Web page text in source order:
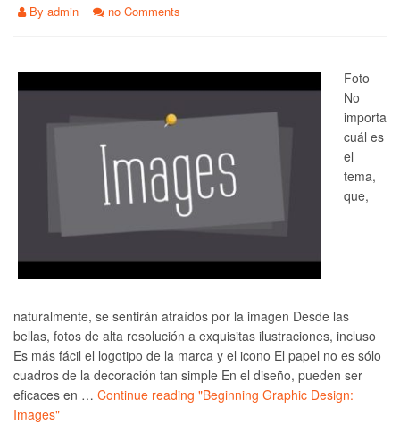
By admin no Comments
Foto
No
importa
cuál es
el
tema,
que,
naturalmente, se sentirán atraídos por la imagen Desde las
bellas, fotos de alta resolución a exquisitas ilustraciones, incluso
Es más fácil el logotipo de la marca y el icono El papel no es sólo
cuadros de la decoración tan simple En el diseño, pueden ser
eficaces en … Continue reading "Beginning Graphic Design:
Images"